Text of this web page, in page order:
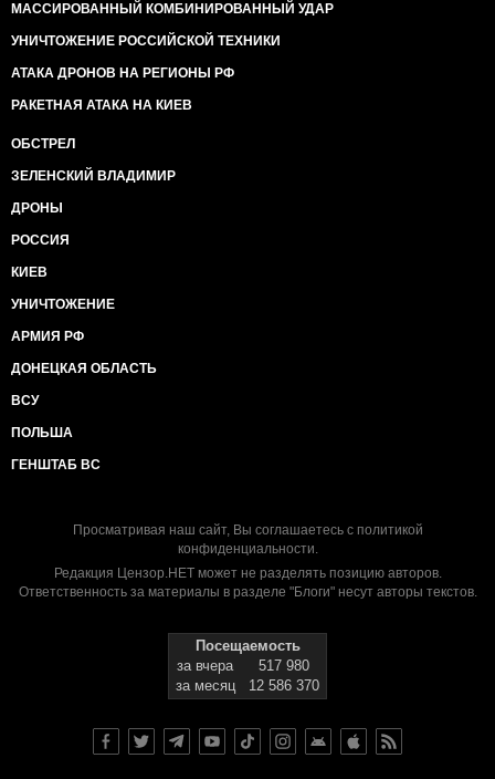
МАССИРОВАННЫЙ КОМБИНИРОВАННЫЙ УДАР
УНИЧТОЖЕНИЕ РОССИЙСКОЙ ТЕХНИКИ
АТАКА ДРОНОВ НА РЕГИОНЫ РФ
РАКЕТНАЯ АТАКА НА КИЕВ
ОБСТРЕЛ
ЗЕЛЕНСКИЙ ВЛАДИМИР
ДРОНЫ
РОССИЯ
КИЕВ
УНИЧТОЖЕНИЕ
АРМИЯ РФ
ДОНЕЦКАЯ ОБЛАСТЬ
ВСУ
ПОЛЬША
ГЕНШТАБ ВС
Просматривая наш сайт, Вы соглашаетесь с политикой
конфиденциальности.
Редакция Цензор.НЕТ может не разделять позицию авторов.
Ответственность за материалы в разделе "Блоги" несут авторы текстов.
Посещаемость
за вчера
517 980
за месяц
12 586 370